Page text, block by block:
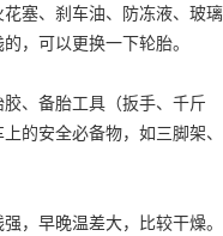
塞、刹车油、防冻液、玻璃
，可以更换一下轮胎。
、备胎工具（扳手、千斤
的安全必备物，如三脚架、
，早晚温差大，比较干燥。